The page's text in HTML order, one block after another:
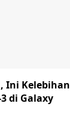
Ini Kelebihan
di Galaxy